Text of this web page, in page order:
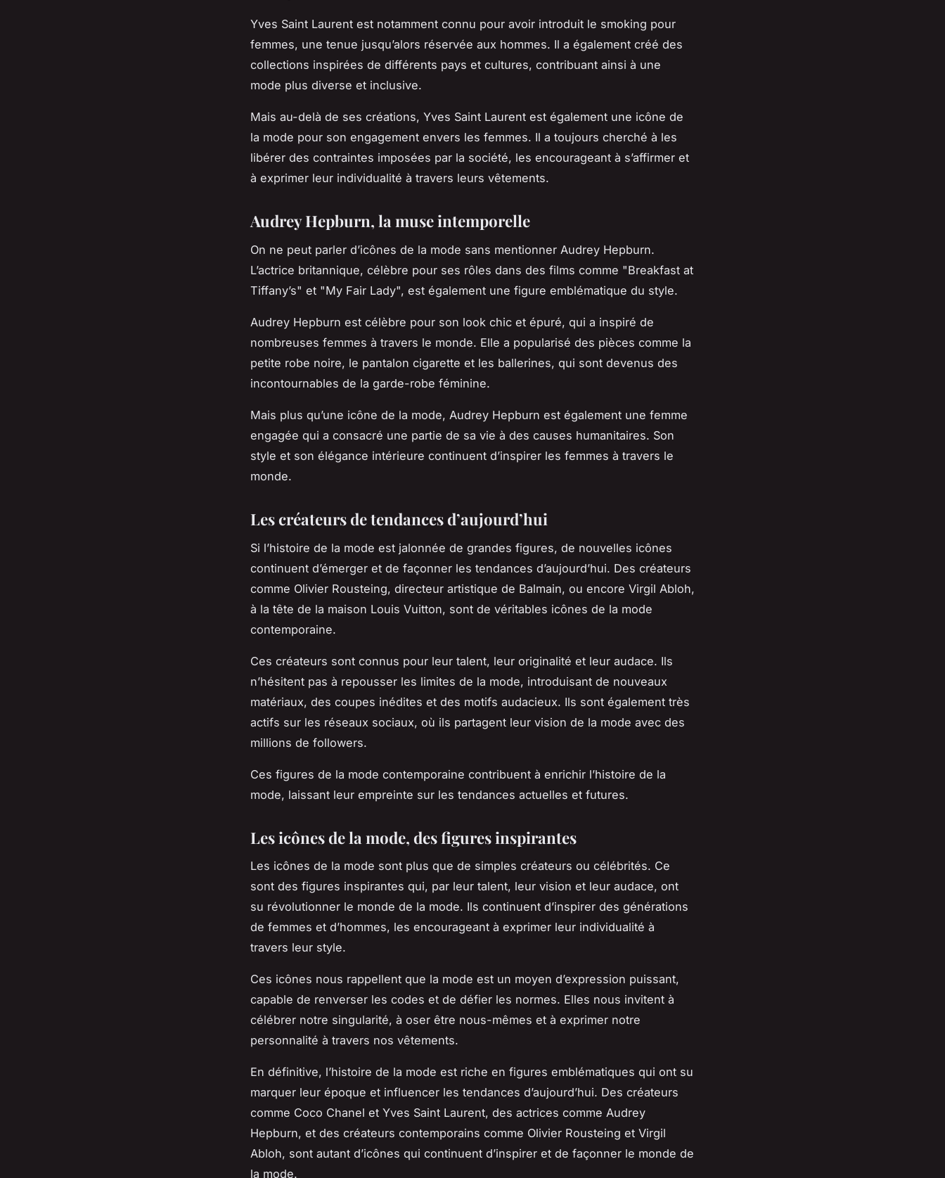
Yves Saint Laurent est notamment connu pour avoir introduit le smoking pour
femmes, une tenue jusqu’alors réservée aux hommes. Il a également créé des
collections inspirées de différents pays et cultures, contribuant ainsi à une
mode plus diverse et inclusive.
Mais au-delà de ses créations, Yves Saint Laurent est également une icône de
la mode pour son engagement envers les femmes. Il a toujours cherché à les
libérer des contraintes imposées par la société, les encourageant à s’affirmer et
à exprimer leur individualité à travers leurs vêtements.
Audrey Hepburn, la muse intemporelle
On ne peut parler d’icônes de la mode sans mentionner Audrey Hepburn.
L’actrice britannique, célèbre pour ses rôles dans des films comme "Breakfast at
Tiffany’s" et "My Fair Lady", est également une figure emblématique du style.
Audrey Hepburn est célèbre pour son look chic et épuré, qui a inspiré de
nombreuses femmes à travers le monde. Elle a popularisé des pièces comme la
petite robe noire, le pantalon cigarette et les ballerines, qui sont devenus des
incontournables de la garde-robe féminine.
Mais plus qu’une icône de la mode, Audrey Hepburn est également une femme
engagée qui a consacré une partie de sa vie à des causes humanitaires. Son
style et son élégance intérieure continuent d’inspirer les femmes à travers le
monde.
Les créateurs de tendances d’aujourd’hui
Si l’histoire de la mode est jalonnée de grandes figures, de nouvelles icônes
continuent d’émerger et de façonner les tendances d’aujourd’hui. Des créateurs
comme Olivier Rousteing, directeur artistique de Balmain, ou encore Virgil Abloh,
à la tête de la maison Louis Vuitton, sont de véritables icônes de la mode
contemporaine.
Ces créateurs sont connus pour leur talent, leur originalité et leur audace. Ils
n’hésitent pas à repousser les limites de la mode, introduisant de nouveaux
matériaux, des coupes inédites et des motifs audacieux. Ils sont également très
actifs sur les réseaux sociaux, où ils partagent leur vision de la mode avec des
millions de followers.
Ces figures de la mode contemporaine contribuent à enrichir l’histoire de la
mode, laissant leur empreinte sur les tendances actuelles et futures.
Les icônes de la mode, des figures inspirantes
Les icônes de la mode sont plus que de simples créateurs ou célébrités. Ce
sont des figures inspirantes qui, par leur talent, leur vision et leur audace, ont
su révolutionner le monde de la mode. Ils continuent d’inspirer des générations
de femmes et d’hommes, les encourageant à exprimer leur individualité à
travers leur style.
Ces icônes nous rappellent que la mode est un moyen d’expression puissant,
capable de renverser les codes et de défier les normes. Elles nous invitent à
célébrer notre singularité, à oser être nous-mêmes et à exprimer notre
personnalité à travers nos vêtements.
En définitive, l’histoire de la mode est riche en figures emblématiques qui ont su
marquer leur époque et influencer les tendances d’aujourd’hui. Des créateurs
comme Coco Chanel et Yves Saint Laurent, des actrices comme Audrey
Hepburn, et des créateurs contemporains comme Olivier Rousteing et Virgil
Abloh, sont autant d’icônes qui continuent d’inspirer et de façonner le monde de
la mode.